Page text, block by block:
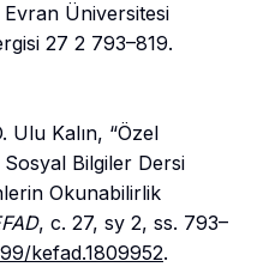
Evran Üniversitesi
27 2 793–819.
Ulu Kalın, “Özel
Bilgiler Dersi
Okunabilirlik
, c. 27, sy 2, ss. 793–
kefad.1809952.